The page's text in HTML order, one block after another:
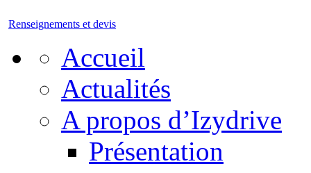
Renseignements et devis
Accueil
Actualités
A propos d’Izydrive
Présentation